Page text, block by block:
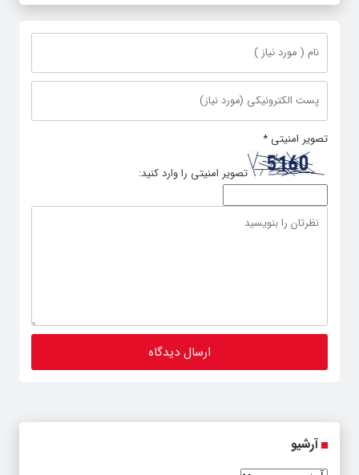
تصویر امنیتی *
تصویر امنیتی را وارد کنید:
آرشیو